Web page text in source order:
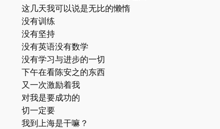
这几天我可以说是无比的懒惰
没有训练
没有坚持
没有英语没有数学
没有学习与进步的一切
下午在看陈安之的东西
又一次激励着我
对我是要成功的
切一定要
我到上海是干嘛？